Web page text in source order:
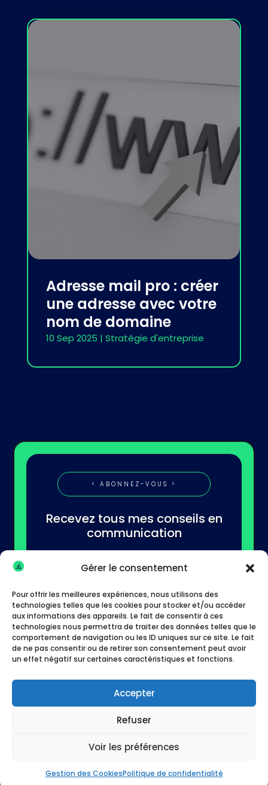
Gérer le consentement
Pour offrir les meilleures expériences, nous utilisons des
technologies telles que les cookies pour stocker et/ou accéder
aux informations des appareils. Le fait de consentir à ces
technologies nous permettra de traiter des données telles que le
comportement de navigation ou les ID uniques sur ce site. Le fait
de ne pas consentir ou de retirer son consentement peut avoir
un effet négatif sur certaines caractéristiques et fonctions.
Accepter
Refuser
Voir les préférences
Gestion des CookiesPolitique de confidentialité
Adresse mail pro : créer
une adresse avec votre
nom de domaine
10 Sep 2025 | Stratégie d'entreprise
< ABONNEZ-VOUS >
Recevez tous mes conseils en
communication
S'abonner
2025. Spécialiste en communication pour les